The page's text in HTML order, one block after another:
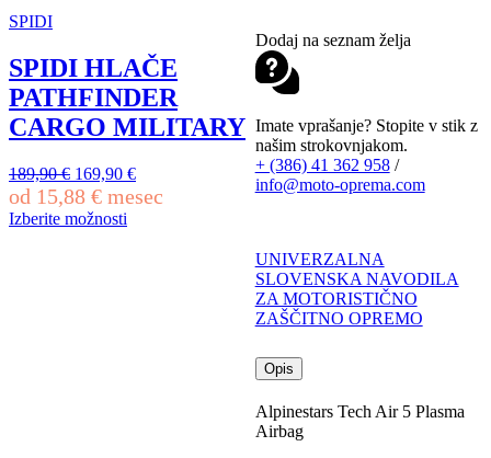
Dodaj na seznam želja
Imate vprašanje? Stopite v stik z
našim strokovnjakom.
+ (386) 41 362 958/
info@moto-oprema.com
UNIVERZALNA
SLOVENSKA NAVODILA
ZA MOTORISTIČNO
ZAŠČITNO OPREMO
Opis
Alpinestars Tech Air 5 Plasma
Airbag
ima
različic.
Možnosti
lahko
izberete
na
izdelka
SPIDI
SPIDI HLAČE
PATHFINDER
CARGO MILITARY
189,90€ Izvirna
cena
je
bila:
169,90 €Trenutna
cena
od 15,88 € mesec
Izberite možnosti